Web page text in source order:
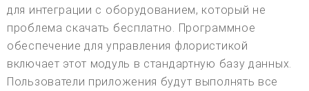
для интеграции с оборудованием, который не
проблема скачать бесплатно. Программное
обеспечение для управления флористикой
включает этот модуль в стандартную базу данных.
Пользователи приложения будут выполнять все